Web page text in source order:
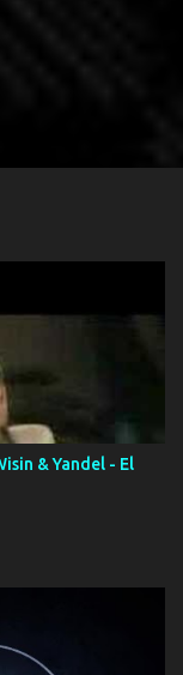
& Yandel - El